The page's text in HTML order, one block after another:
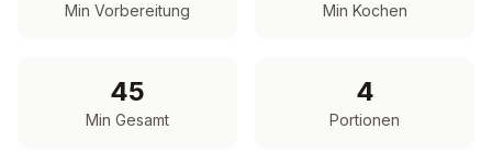
Min Vorbereitung Min Kochen
45
Min Gesamt
4
Portionen